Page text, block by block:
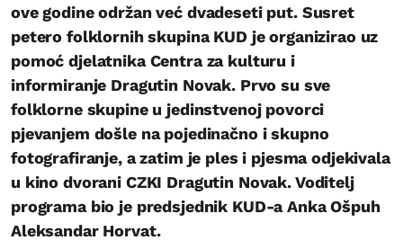
ove godine održan već dvadeseti put. Susret
petero folklornih skupina KUD je organizirao uz
pomoć djelatnika Centra za kulturu i
informiranje Dragutin Novak. Prvo su sve
folklorne skupine u jedinstvenoj povorci
pjevanjem došle na pojedinačno i skupno
fotografiranje, a zatim je ples i pjesma odjekivala
u kino dvorani CZKI Dragutin Novak. Voditelj
programa bio je predsjednik KUD-a Anka Ošpuh
Aleksandar Horvat.